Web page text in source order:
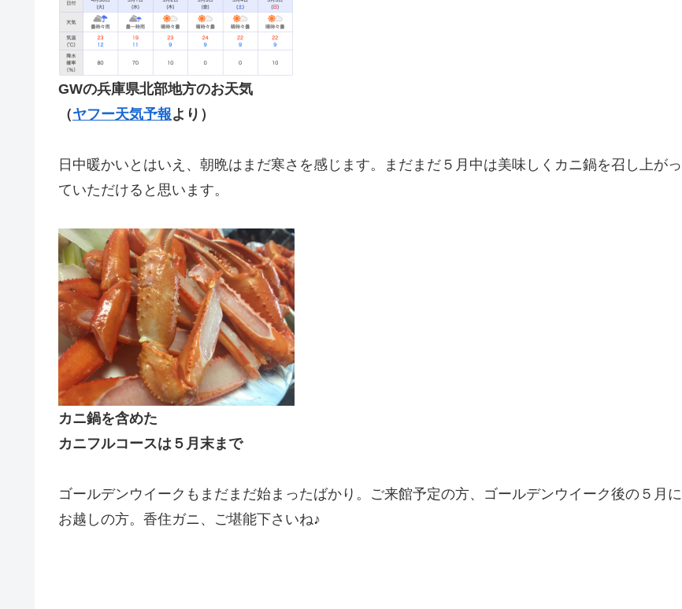
GWの兵庫県北部地方のお天気
（ヤフー天気予報より）
日中暖かいとはいえ、朝晩はまだ寒さを感じます。まだまだ５月中は美味しくカニ鍋を召し上がっ
ていただけると思います。
カニ鍋を含めた
カニフルコースは５月末まで
ゴールデンウイークもまだまだ始まったばかり。ご来館予定の方、ゴールデンウイーク後の５月に
お越しの方。香住ガニ、ご堪能下さいね♪